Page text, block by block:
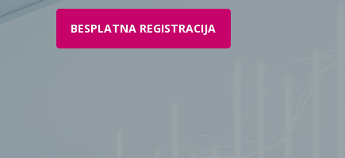
BESPLATNA REGISTRACIJA